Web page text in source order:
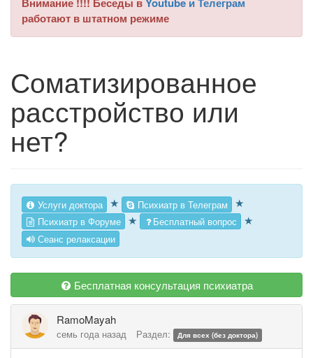
работают в штатном режиме
Соматизированное
расстройство или
нет?
Услуги доктора ★ Психиатр в Телеграм ★
Психиатр в Форуме ★ Бесплатный вопрос ★
Сеанс релаксации
Бесплатная консультация психиатра
RamoMayah
семь года назад Раздел: Для всех (без доктора)